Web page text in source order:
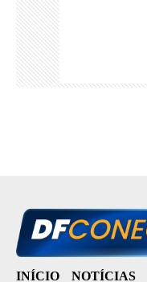
INÍCIO NOTÍCIAS